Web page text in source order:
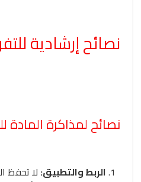
نصائح إرشادية
نصائح لمذاكرة المادة
الربط والتطبيق: لا تحفظ